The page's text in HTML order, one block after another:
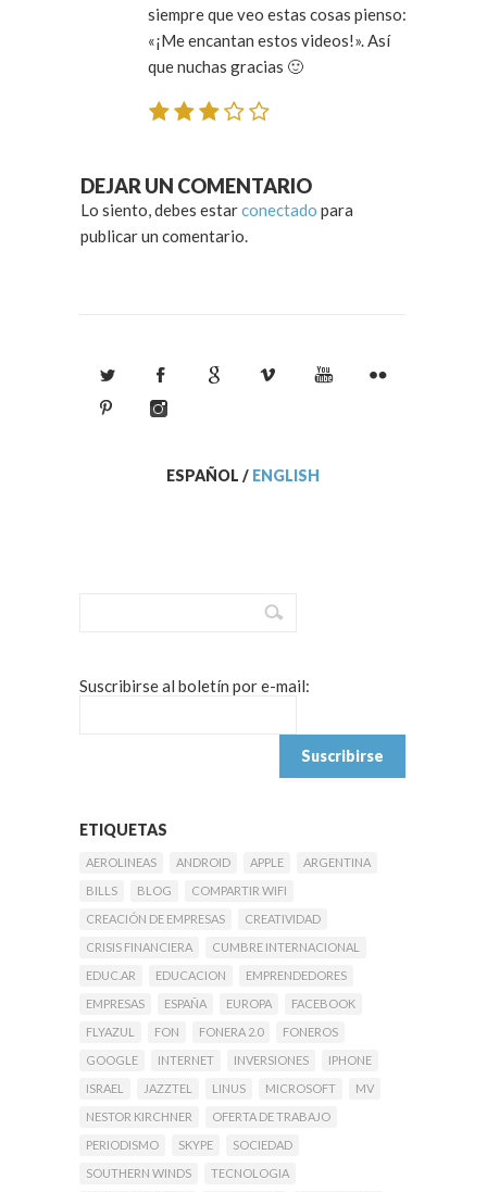
siempre que veo estas cosas pienso:
«¡Me encantan estos videos!». Así
que nuchas gracias 🙂
DEJAR UN COMENTARIO
Lo siento, debes estarconectado para
publicar un comentario.
ESPAÑOL / ENGLISH
Suscribirse al boletín por e-mail:
ETIQUETAS
AEROLINEAS ANDROID APPLE
ARGENTINA
BILLS
BLOG
COMPARTIR WIFI
CREACIÓN DE EMPRESAS
CREATIVIDAD
CRISIS FINANCIERA
CUMBRE INTERNACIONAL
EDUC.AR
EDUCACION
EMPRENDEDORES
EMPRESAS
ESPAÑA EUROPA
FACEBOOK
FLYAZUL
FON FONERA 2.0
FONEROS
GOOGLE
INTERNET INVERSIONES
IPHONE
ISRAEL
JAZZTEL LINUS MICROSOFT
MV
NESTOR KIRCHNER
OFERTA DE TRABAJO
PERIODISMO
SKYPE
SOCIEDAD
SOUTHERN WINDS
TECNOLOGIA